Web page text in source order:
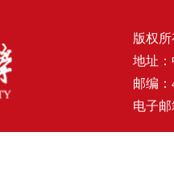
版权
地址
邮编：
电子邮